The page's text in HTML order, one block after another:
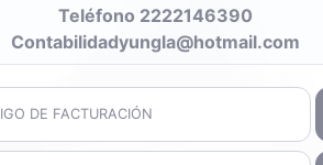
Teléfono 2222146390
Contabilidadyungla@hotmail.com